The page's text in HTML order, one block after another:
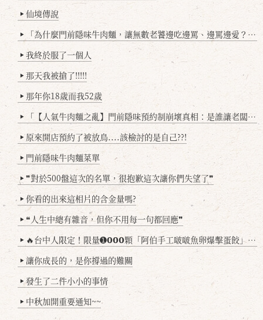
▶ 仙境傳說
▶ 「為什麼門前隱味牛肉麵，讓無數老饕邊吃邊罵、邊罵邊愛？小辣雞揭密！」
▶ 我終於服了一個人
▶ 那天我被搶了!!!!!
▶ 那年你18歲而我52歲
▶ 「【人氣牛肉麵之亂】門前隱味預約制崩壞真相：是誰讓老闆心灰意冷？」
▶ 原來開店預約了被放鳥....該檢討的是自己??!
▶ 門前隱味牛肉麵菜單
▶ ❞對於500盤這次的名單，很抱歉這次讓你們失望了❞
▶ 你看的出來這相片的含金量嗎?
▶ ❝人生中總有雜音，但你不用每一句都回應❞
▶ 🔥台中人限定！限量➊𝟬𝟬𝟬顆「阿伯手工啵啵魚卵爆擊蛋餃」台北已被搶爆2萬顆，最後名額門前隱味只留給你！🥟💥
▶ 讓你成長的，是你撐過的難關
▶ 發生了二件小小的事情
▶ 中秋加開重要通知~~